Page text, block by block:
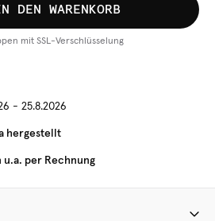
DEN WARENKORB
mit SSL-Verschlüsselung
- 25.8.2026
hergestellt
u.a. per Rechnung